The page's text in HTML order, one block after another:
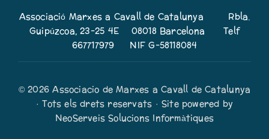
Associació Marxes a Cavall de Catalunya Rbla.
Guipúzcoa, 23-25 4E 08018 Barcelona Telf
667717979 NIF G-58118084
© 2026 Associacio de Marxes a Cavall de Catalunya
· Tots els drets reservats · Site powered by
NeoServeis Solucions Informàtiques